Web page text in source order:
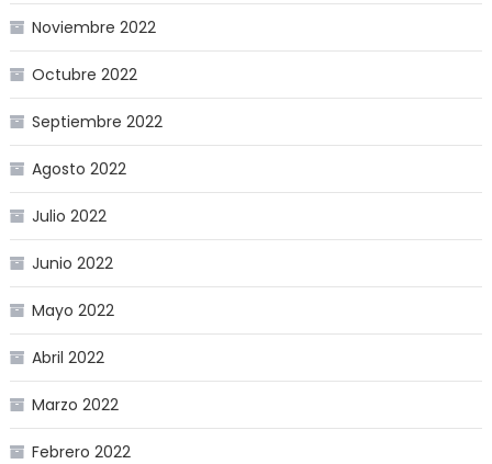
Noviembre 2022
Octubre 2022
Septiembre 2022
Agosto 2022
Julio 2022
Junio 2022
Mayo 2022
Abril 2022
Marzo 2022
Febrero 2022